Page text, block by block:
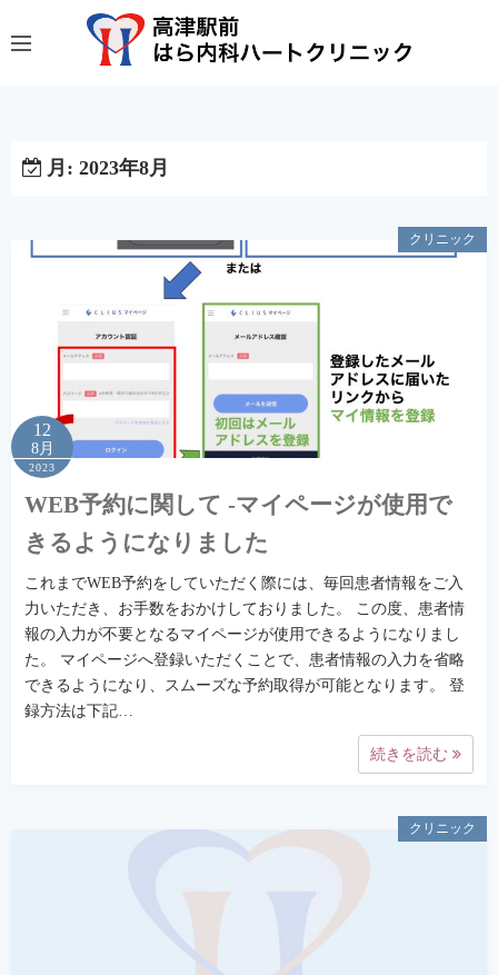
ン
月: 2023年8月
クリニック
12
8月
2023
WEB予約に関して -マイページが使用で
きるようになりました
これまでWEB予約をしていただく際には、毎回患者情報をご入
力いただき、お手数をおかけしておりました。 この度、患者情
報の入力が不要となるマイページが使用できるようになりまし
た。 マイページへ登録いただくことで、患者情報の入力を省略
できるようになり、スムーズな予約取得が可能となります。 登
録方法は下記…
続きを読む
クリニック